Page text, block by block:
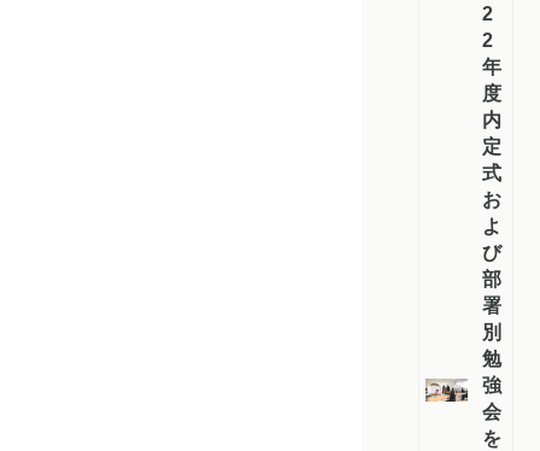
2
2
年
度
内
定
式
お
よ
び
部
署
別
勉
強
会
を